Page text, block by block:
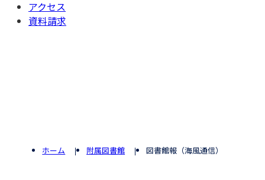
アクセス
資料請求
ホーム 附属図書館 図書館報（海風通信）